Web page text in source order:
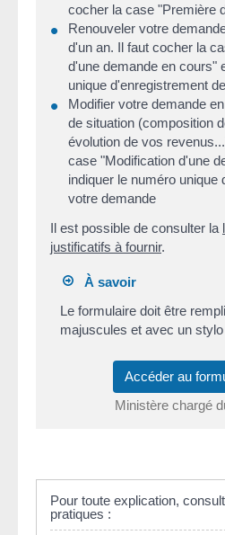
cocher la case "Première
Renouveler votre
d'un an. Il faut cocher la
d'une demande en cours"
unique d'enregistrement
Modifier votre demande
de situation (composition
évolution de vos
case "Modification d'une
indiquer le numéro unique
votre demande
Il est possible de consulter la
justificatifs à fournir.
À savoir
Le formulaire doit être
majuscules et avec un stylo
Accéder au
Ministère chargé
Pour toute explication,
pratiques :